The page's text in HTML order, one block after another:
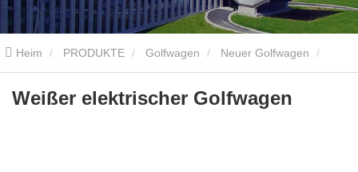
Heim PRODUKTE Golfwagen Neuer Golfwagen
Weißer elektrischer Golfwagen
Weißer elektrischer Golfwagen